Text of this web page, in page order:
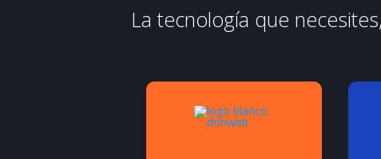
La tecnología que